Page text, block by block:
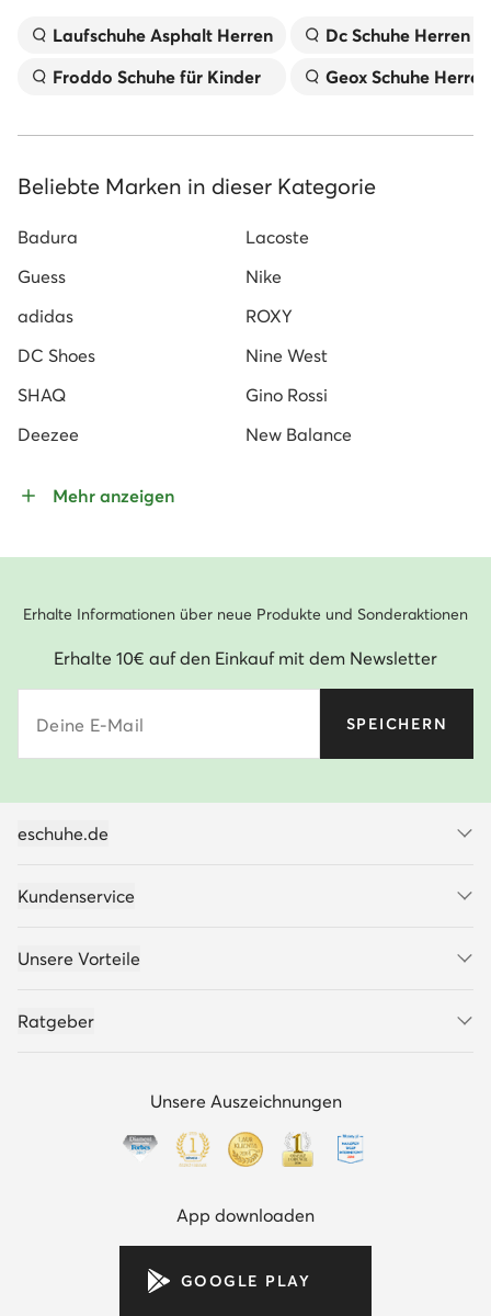
Laufschuhe Asphalt Herren
Froddo Schuhe für Kinder
Dc Schuhe Herren
Geox Schuhe Herren
Beliebte Marken in dieser Kategorie
Badura
Lacoste
Guess
Nike
adidas
ROXY
DC Shoes
Nine West
SHAQ
Gino Rossi
Deezee
New Balance
Mehr anzeigen
Erhalte Informationen über neue Produkte und Sonderaktionen
Erhalte 10€ auf den Einkauf mit dem Newsletter
Deine E-Mail SPEICHERN
eschuhe.de
Kundenservice
Unsere Vorteile
Ratgeber
Unsere Auszeichnungen
App downloaden
GOOGLE PLAY